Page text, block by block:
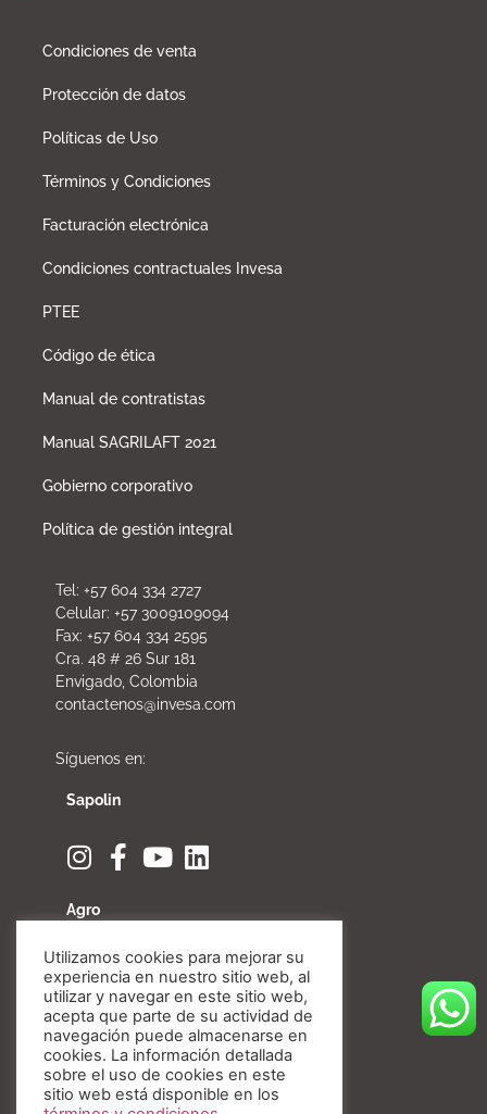
Condiciones de venta
Protección de datos
Políticas de Uso
Términos y Condiciones
Facturación electrónica
Condiciones contractuales Invesa
PTEE
Código de ética
Manual de contratistas
Manual SAGRILAFT 2021
Gobierno corporativo
Política de gestión integral
Tel: +57 604 334 2727
Celular: +57 3009109094
Fax: +57 604 334 2595
Cra. 48 # 26 Sur 181
Envigado, Colombia
contactenos@invesa.com
Síguenos en:
Sapolin
Agro
Fibratore
Utilizamos cookies para mejorar su
experiencia en nuestro sitio web, al
utilizar y navegar en este sitio web,
acepta que parte de su actividad de
navegación puede almacenarse en
cookies. La información detallada
sobre el uso de cookies en este
sitio web está disponible en los